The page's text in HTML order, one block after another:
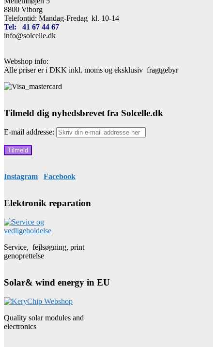
8800 Viborg
Telefontid: Mandag-Fredag kl. 10-14
Tel: 41 67 44 67
info@solcelle.dk
Webshop info:
Alle priser er i DKK inkl. moms og eksklusiv fragtgebyr
Tilmeld dig nyhedsbrevet fra Solcelle.dk
E-mail addresse:
Instagram Facebook
Elektronik reparation
Service, fejlsøgning, print
genoprettelse
Solar& wind energy in EU
Quality solar modules and
electronics